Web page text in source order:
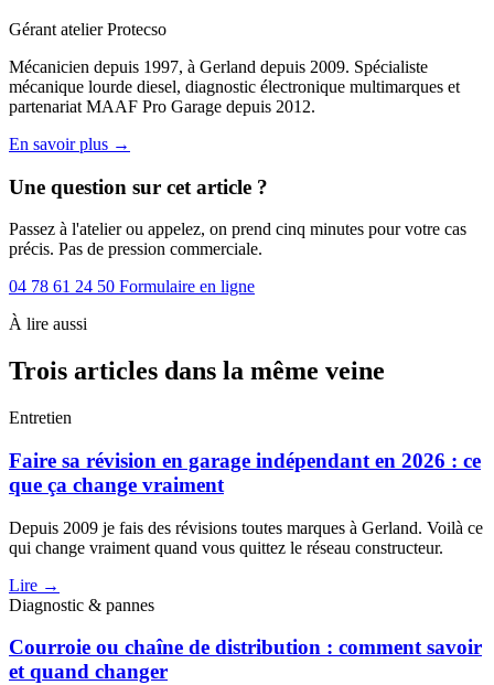
Gérant atelier Protecso
Mécanicien depuis 1997, à Gerland depuis 2009. Spécialiste
mécanique lourde diesel, diagnostic électronique multimarques et
partenariat MAAF Pro Garage depuis 2012.
En savoir plus →
Une question sur cet article ?
Passez à l'atelier ou appelez, on prend cinq minutes pour votre cas
précis. Pas de pression commerciale.
04 78 61 24 50 Formulaire en ligne
À lire aussi
Trois articles dans la même veine
Entretien
Faire sa révision en garage indépendant en 2026 : ce
que ça change vraiment
Depuis 2009 je fais des révisions toutes marques à Gerland. Voilà ce
qui change vraiment quand vous quittez le réseau constructeur.
Lire →
Diagnostic & pannes
Courroie ou chaîne de distribution : comment savoir
et quand changer